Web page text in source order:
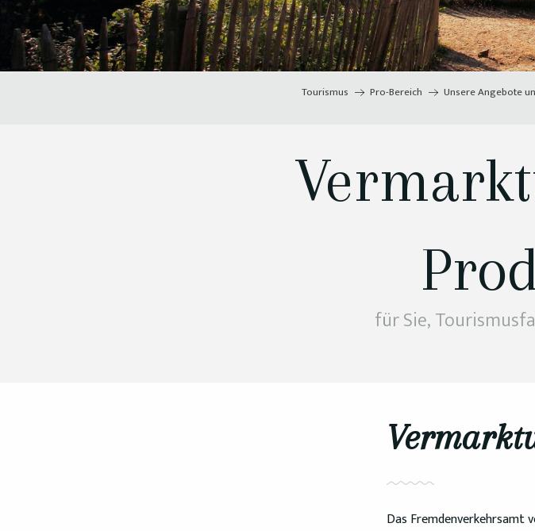
Tourismus Pro-Bereich Unsere Angebote
für Sie,
Das Fremdenverkehrsamt